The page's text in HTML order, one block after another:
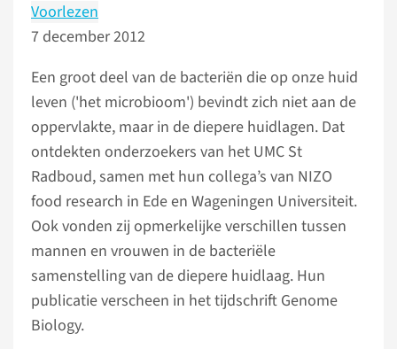
Voorlezen
7 december 2012
Een groot deel van de bacteriën die op onze huid
leven ('het microbioom') bevindt zich niet aan de
oppervlakte, maar in de diepere huidlagen. Dat
ontdekten onderzoekers van het UMC St
Radboud, samen met hun collega’s van NIZO
food research in Ede en Wageningen Universiteit.
Ook vonden zij opmerkelijke verschillen tussen
mannen en vrouwen in de bacteriële
samenstelling van de diepere huidlaag. Hun
publicatie verscheen in het tijdschrift Genome
Biology.